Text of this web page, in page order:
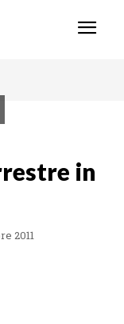
in
2011